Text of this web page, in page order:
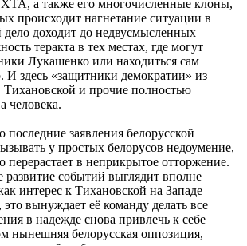
а также его многочисленные клоны,
происходит нагнетание ситуации в
доходит до недвусмысленных
теракта в тех местах, где могут
Лукашенко или находиться сам
И здесь «защитники демократии» из
Тихановской и прочие полностью
человека.
последние заявления белорусской
у простых белорусов недоумение,
перерастает в неприкрытое отторжение.
событий выглядит вполне
интерес к Тихановской на Западе
это вынуждает её команду делать все
в надежде снова привлечь к себе
нынешняя белорусская оппозиция,